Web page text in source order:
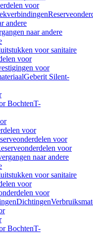
voor
andere
naar andere
voor sanitaire
voor
voor
Geberit Silent-
BochtenT-
voor
voor
voor
naar andere
voor sanitaire
voor
voor
Dichtingen
BochtenT-